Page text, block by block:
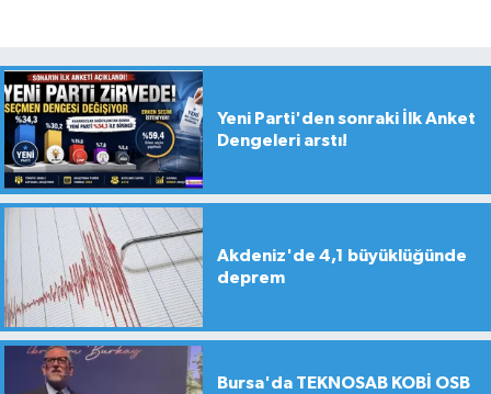
Yeni Parti'den sonraki İlk Anket
Dengeleri arstı!
Akdeniz'de 4,1 büyüklüğünde
deprem
Bursa'da TEKNOSAB KOBİ OSB